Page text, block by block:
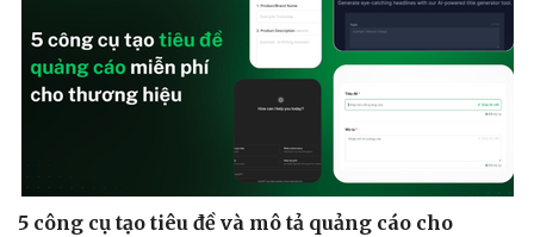
5 công cụ tạo tiêu đề và mô tả quảng cáo cho